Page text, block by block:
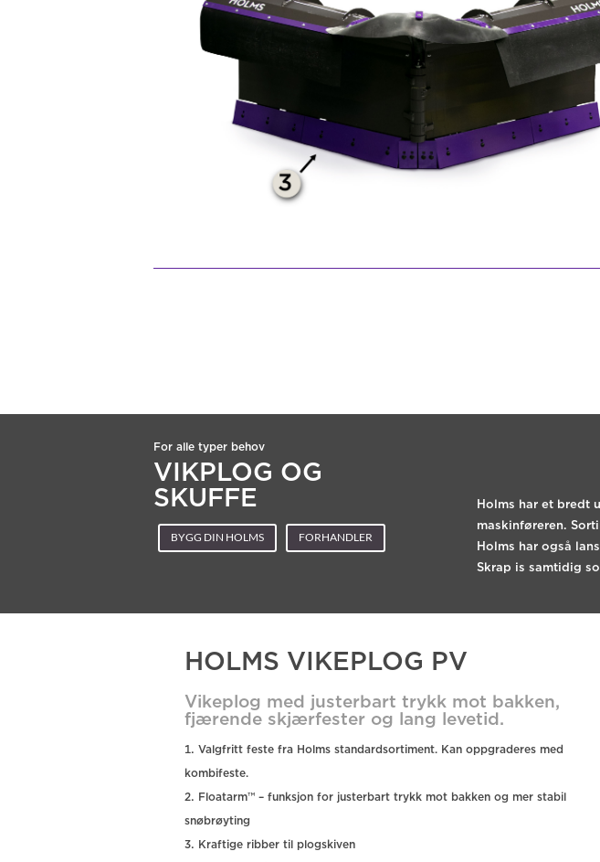
For alle typer behov
VIKPLOG OG
SKUFFE
BYGG DIN HOLMS FORHANDLER
Holms har et bredt
maskinføreren.
Holms har også
Skrap is samtidig
HOLMS VIKEPLOG PV
Vikeplog med justerbart trykk mot bakken,
fjærende skjærfester og lang levetid.
Valgfritt feste fra Holms standardsortiment. Kan oppgraderes med
kombifeste.
Floatarm™ – funksjon for justerbart trykk mot bakken og mer stabil
snøbrøyting
Kraftige ribber til plogskiven